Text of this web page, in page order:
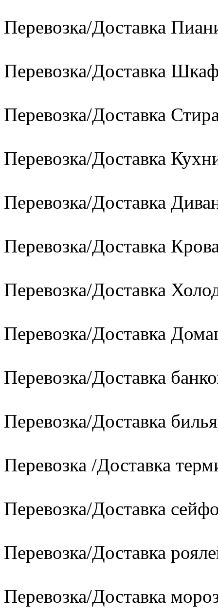
Перевозка/Доставка
Перевозка/Доставка
Перевозка/Доставка
Перевозка/Доставка
Перевозка/Доставка
Перевозка/Доставка
Перевозка/Доставка
Перевозка/Доставка
Перевозка/Доставка
Перевозка/Доставка
Перевозка /Доставка
Перевозка/Доставка
Перевозка/Доставка
Перевозка/Доставка